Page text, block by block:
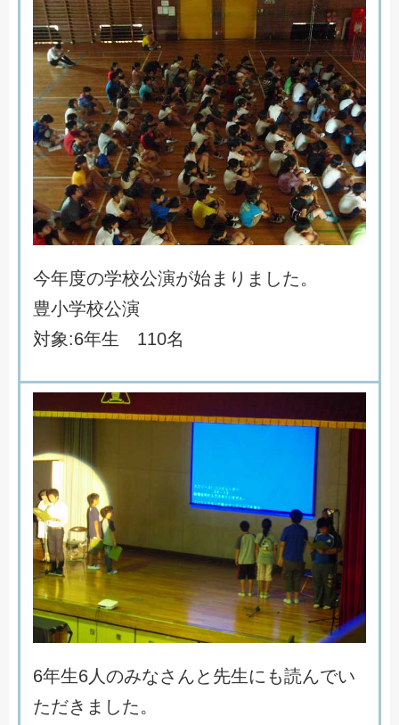
今年度の学校公演が始ま り ま した。
豊小学校公演
対象:6年生 110名
6年生6人のみなさ んと 先生に も読んでい
ただき ま した。